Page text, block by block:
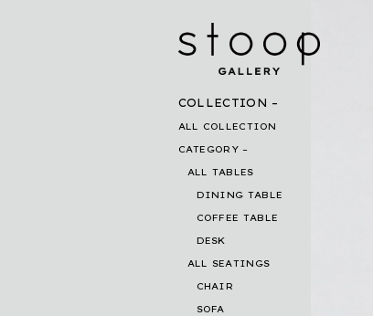
COLLECTION
ALL COLLECTION
CATEGORY
ALL TABLES
DINING TABLE
COFFEE TABLE
DESK
ALL SEATINGS
CHAIR
SOFA